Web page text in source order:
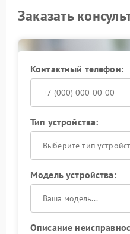
Заказать
Контактный телефон:
Тип устройства:
Выберите тип
Модель устройства:
Описание